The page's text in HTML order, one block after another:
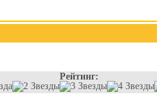
Рейтинг: